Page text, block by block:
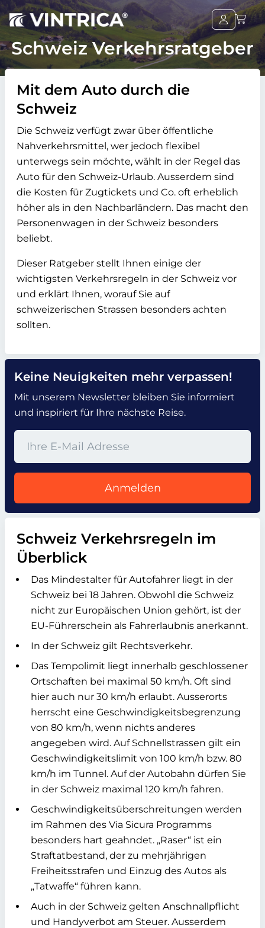
Schweiz Verkehrsratgeber
Mit dem Auto durch die
Schweiz
Die Schweiz verfügt zwar über öffentliche
Nahverkehrsmittel, wer jedoch flexibel
unterwegs sein möchte, wählt in der Regel das
Auto für den Schweiz-Urlaub. Ausserdem sind
die Kosten für Zugtickets und Co. oft erheblich
höher als in den Nachbarländern. Das macht den
Personenwagen in der Schweiz besonders
beliebt.
Dieser Ratgeber stellt Ihnen einige der
wichtigsten Verkehrsregeln in der Schweiz vor
und erklärt Ihnen, worauf Sie auf
schweizerischen Strassen besonders achten
sollten.
Keine Neuigkeiten mehr verpassen!
Mit unserem Newsletter bleiben Sie informiert
und inspiriert für Ihre nächste Reise.
Anmelden
Schweiz Verkehrsregeln im
Überblick
Das Mindestalter für Autofahrer liegt in der
Schweiz bei 18 Jahren. Obwohl die Schweiz
nicht zur Europäischen Union gehört, ist der
EU-Führerschein als Fahrerlaubnis anerkannt.
In der Schweiz gilt Rechtsverkehr.
Das Tempolimit liegt innerhalb geschlossener
Ortschaften bei maximal 50 km/h. Oft sind
hier auch nur 30 km/h erlaubt. Ausserorts
herrscht eine Geschwindigkeitsbegrenzung
von 80 km/h, wenn nichts anderes
angegeben wird. Auf Schnellstrassen gilt ein
Geschwindigkeitslimit von 100 km/h bzw. 80
km/h im Tunnel. Auf der Autobahn dürfen Sie
in der Schweiz maximal 120 km/h fahren.
Geschwindigkeitsüberschreitungen werden
im Rahmen des Via Sicura Programms
besonders hart geahndet. „Raser“ ist ein
Straftatbestand, der zu mehrjährigen
Freiheitsstrafen und Einzug des Autos als
„Tatwaffe“ führen kann.
Auch in der Schweiz gelten Anschnallpflicht
und Handyverbot am Steuer. Ausserdem